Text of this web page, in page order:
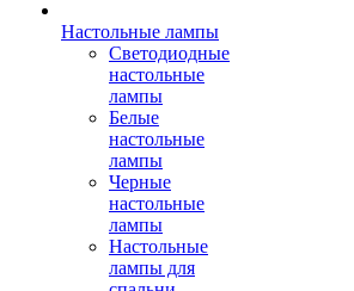
Настольные лампы
Светодиодные
настольные
лампы
Белые
настольные
лампы
Черные
настольные
лампы
Настольные
лампы для